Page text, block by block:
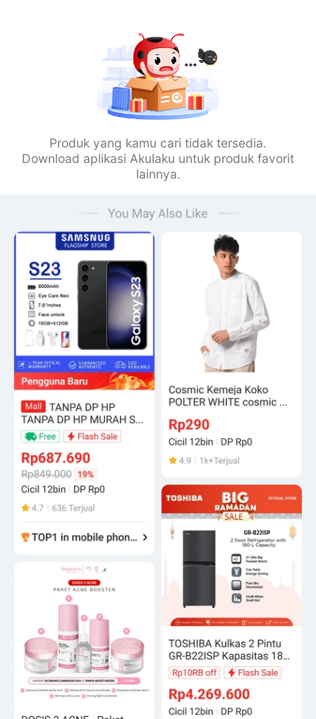
Produk yang kamu cari tidak tersedia.
Download aplikasi Akulaku untuk produk favorit
lainnya.